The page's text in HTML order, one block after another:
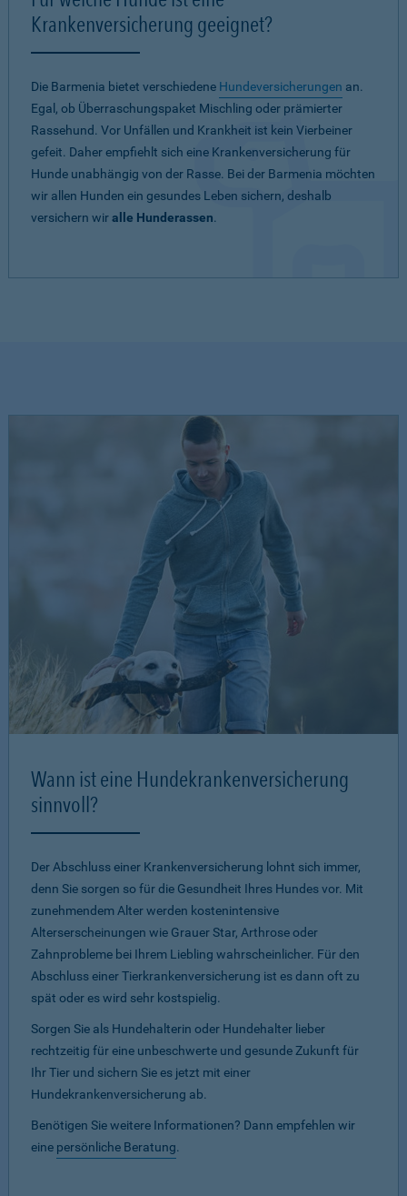
Krankenversicherung geeignet?
Die Barmenia bietet verschiedene Hundeversicherungen an.
Egal, ob Überraschungspaket Mischling oder prämierter
Rassehund. Vor Unfällen und Krankheit ist kein Vierbeiner
gefeit. Daher empfiehlt sich eine Krankenversicherung für
Hunde unabhängig von der Rasse. Bei der Barmenia möchten
wir allen Hunden ein gesundes Leben sichern, deshalb
versichern wiralle Hunderassen.
Wann ist eine Hundekrankenversicherung
sinnvoll?
Der Abschluss einer Krankenversicherung lohnt sich immer,
denn Sie sorgen so für die Gesundheit Ihres Hundes vor. Mit
zunehmendem Alter werden kostenintensive
Alterserscheinungen wie Grauer Star, Arthrose oder
Zahnprobleme bei Ihrem Liebling wahrscheinlicher. Für den
Abschluss einer Tierkrankenversicherung ist es dann oft zu
spät oder es wird sehr kostspielig.
Sorgen Sie als Hundehalterin oder Hundehalter lieber
rechtzeitig für eine unbeschwerte und gesunde Zukunft für
Ihr Tier und sichern Sie es jetzt mit einer
Hundekrankenversicherung ab.
Benötigen Sie weitere Informationen? Dann empfehlen wir
eine persönliche Beratung.